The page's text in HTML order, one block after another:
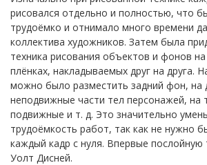
рисовался отдельно и полностью, что
трудоёмко и отнимало много времени
коллектива художников. Затем была
техника рисования объектов и фонов
плёнках, накладываемых друг на друга.
можно было разместить задний фон, на
неподвижные части тел персонажей,
подвижные и т. д. Это значительно
трудоёмкость работ, так как не нужно
каждый кадр с нуля. Впервые послойную
Уолт Дисней.